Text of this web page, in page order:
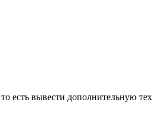
есть вывести дополнительную